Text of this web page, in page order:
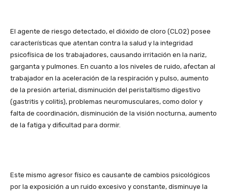
El agente de riesgo detectado, el dióxido de cloro (CLO2) posee
características que atentan contra la salud y la integridad
psicofísica de los trabajadores, causando irritación en la nariz,
garganta y pulmones. En cuanto a los niveles de ruido, afectan al
trabajador en la aceleración de la respiración y pulso, aumento
de la presión arterial, disminución del peristaltismo digestivo
(gastritis y colitis), problemas neuromusculares, como dolor y
falta de coordinación, disminución de la visión nocturna, aumento
de la fatiga y dificultad para dormir.
Este mismo agresor físico es causante de cambios psicológicos
por la exposición a un ruido excesivo y constante, disminuye la